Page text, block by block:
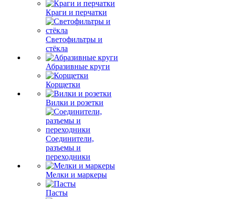
Краги и перчатки
Светофильтры и
стёкла
Абразивные круги
Корщетки
Вилки и розетки
Соединители,
разъемы и
переходники
Мелки и маркеры
Пасты